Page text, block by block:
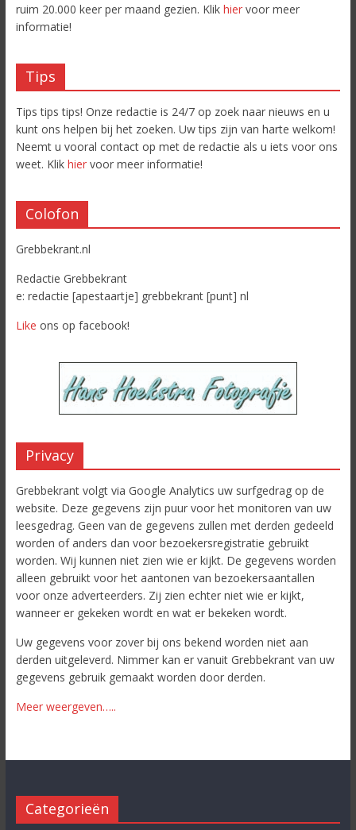
ruim 20.000 keer per maand gezien. Klik hiervoor meer
informatie!
Tips
Tips tips tips! Onze redactie is 24/7 op zoek naar nieuws en u
kunt ons helpen bij het zoeken. Uw tips zijn van harte welkom!
Neemt u vooral contact op met de redactie als u iets voor ons
weet. Klik hiervoor meer informatie!
Colofon
Grebbekrant.nl
Redactie Grebbekrant
e: redactie [apestaartje] grebbekrant [punt] nl
Like ons op facebook!
Privacy
Grebbekrant volgt via Google Analytics uw surfgedrag op de
website. Deze gegevens zijn puur voor het monitoren van uw
leesgedrag. Geen van de gegevens zullen met derden gedeeld
worden of anders dan voor bezoekersregistratie gebruikt
worden. Wij kunnen niet zien wie er kijkt. De gegevens worden
alleen gebruikt voor het aantonen van bezoekersaantallen
voor onze adverteerders. Zij zien echter niet wie er kijkt,
wanneer er gekeken wordt en wat er bekeken wordt.
Uw gegevens voor zover bij ons bekend worden niet aan
derden uitgeleverd. Nimmer kan er vanuit Grebbekrant van uw
gegevens gebruik gemaakt worden door derden.
Meer weergeven…..
Categorieën